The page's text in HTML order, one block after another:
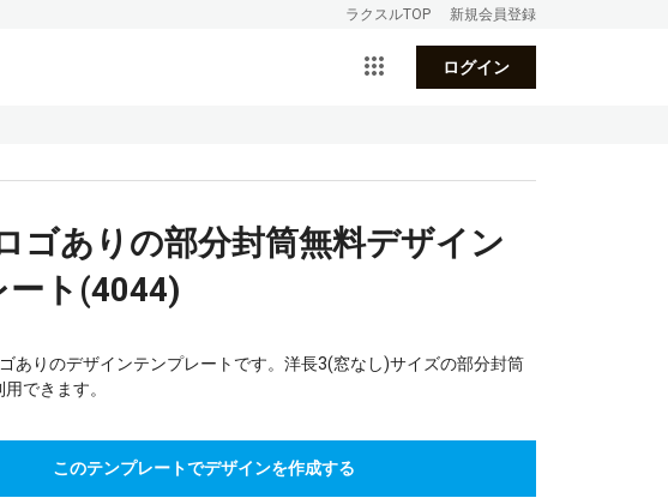
ラクスルTOP 新規会員登録
ログイン
ゴありの部分封筒無料デザイン
ート(4044)
ありのデザインテンプレートです。洋長3(窓なし)サイズの部分封筒
できます。
このテンプレートでデザインを作成する